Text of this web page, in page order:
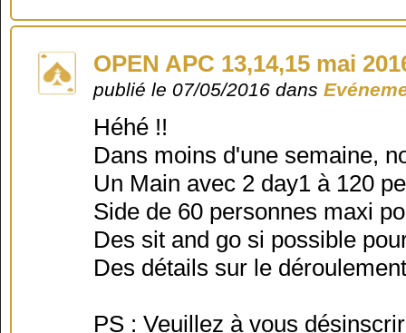
OPEN APC 13,14,15 mai
publié le 07/05/2016 dans
Héhé !!
Dans moins d'une semaine,
Un Main avec 2 day1 à 120
Side de 60 personnes maxi
Des sit and go si possible
Des détails sur le
PS : Veuillez à vous